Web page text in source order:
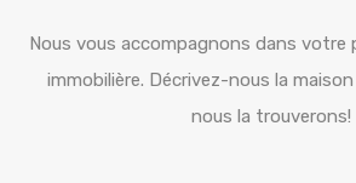
Nous vous accompagnons dans votre
immobilière. Décrivez-nous la
nous la trouverons!